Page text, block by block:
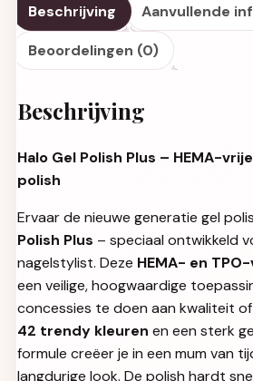
Beschrijving Aanvullende
Beoordelingen (0)
Beschrijving
Halo Gel Polish Plus – HEMA-
polish
Ervaar de nieuwe generatie gel
Polish Plus – speciaal ontwikkeld
nagelstylist. Deze HEMA- en
een veilige, hoogwaardige
concessies te doen aan kwaliteit
42 trendy kleuren en een sterk
formule creëer je in een mum van
langdurige look. De polish hardt